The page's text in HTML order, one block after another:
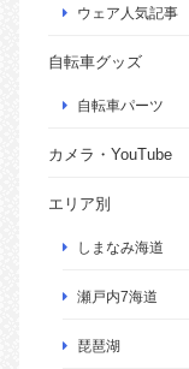
ウェア人気記事
自転車グッズ
自転車パーツ
カメラ・YouTube
エリア別
しまなみ海道
瀬戸内7海道
琵琶湖